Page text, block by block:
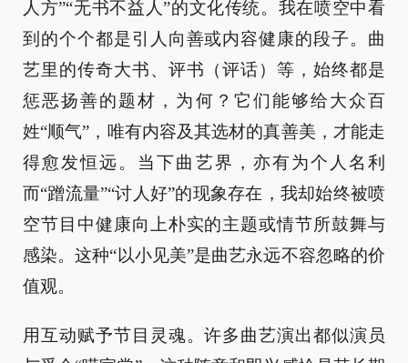
人方”“无书不益人”的文化传统。我在喷空中看
到的个个都是引人向善或内容健康的段子。曲
艺里的传奇大书、评书（评话）等，始终都是
惩恶扬善的题材，为何？它们能够给大众百
姓“顺气”，唯有内容及其选材的真善美，才能走
得愈发恒远。当下曲艺界，亦有为个人名利
而“蹭流量”“讨人好”的现象存在，我却始终被喷
空节目中健康向上朴实的主题或情节所鼓舞与
感染。这种“以小见美”是曲艺永远不容忽略的价
值观。
用互动赋予节目灵魂。许多曲艺演出都似演员